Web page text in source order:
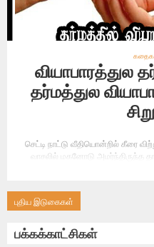
வியாபாரத்துல
தர்மத்துல
செட்டி நாட்டு வீதியொன்றில் கீரை
வாசலில் மகனோடு அமர்ந்திருந்த
புதிய இடுகைகள்
பக்கக்காட்சிகள்